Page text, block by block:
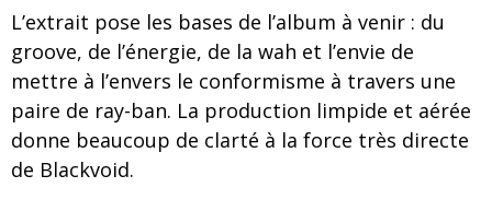
L’extrait pose les bases de l’album à venir : du
groove, de l’énergie, de la wah et l’envie de
mettre à l’envers le conformisme à travers une
paire de ray-ban. La production limpide et aérée
donne beaucoup de clarté à la force très directe
de Blackvoid.